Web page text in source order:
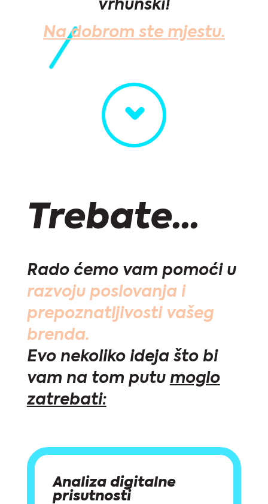
vrhunski!
Na dobrom ste mjestu.
Trebate...
Rado ćemo vam pomoći u
razvoju poslovanja i
prepoznatljivosti vašeg
brenda.
Evo nekoliko ideja što bi
vam na tom putu moglo
zatrebati:
Analiza digitalne
prisutnosti